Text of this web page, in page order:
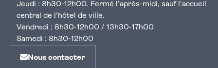
Jeudi : 8h30-12h00. Fermé l'après-midi, sauf l'accueil
central de l'hôtel de ville.
Vendredi : 8h30-12h00 / 13h30-17h00
Samedi : 8h30-12h00
Nous contacter